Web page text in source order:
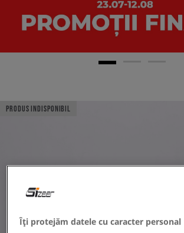
PRODUS INDISPONIBIL
Îți protejăm datele cu caracter personal